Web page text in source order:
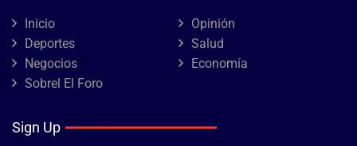
Inicio
Opinión
Deportes
Salud
Negocios
Economía
Sobrel El Foro
Sign Up